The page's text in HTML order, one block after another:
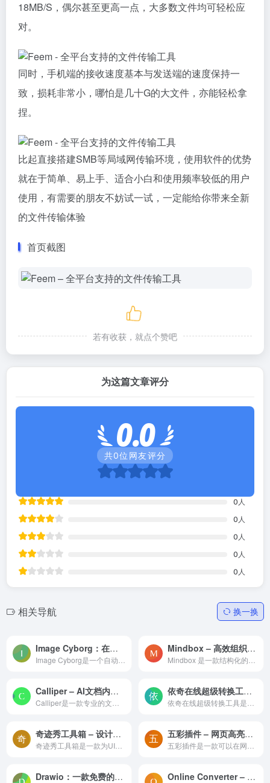
18MB/S，偶尔甚至更高一点，大多数文件均可轻松应
对。
同时，手机端的接收速度基本与发送端的速度保持一
致，损耗非常小，哪怕是几十G的大文件，亦能轻松拿
捏。
比起直接搭建SMB等局域网传输环境，使用软件的优势
就在于简单、易上手、适合小白和使用频率较低的用户
使用，有需要的朋友不妨试一试，一定能给你带来全新
的文件传输体验
首页截图
若有收获，就点个赞吧
为这篇文章评分
0.0
共0位网友评分
0 人
0 人
0 人
0 人
0 人
相关导航 换一换
Image Cyborg：在线自动打包网页图片批量下载工具 Mindbox – 高效组织信息的全能知识管理软件
Calliper – AI文档内容对比神器 依奇在线超级转换工具 – 快速转换PDF、Word、图片
奇迹秀工具箱 – 设计师的百宝箱 五彩插件 – 网页高亮划线标注批注神器
Drawio：一款免费的流程图表绘制工具，功能媲美Visio和亿图 Online Converter – 在线文件格式转换工具